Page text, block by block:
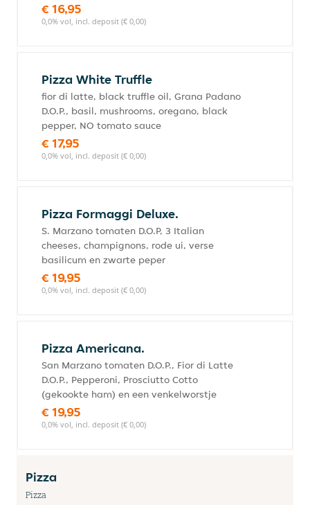
€ 16,95
0,0% vol, incl. deposit (€ 0,00)
Pizza White Truffle
fior di latte, black truffle oil, Grana Padano
D.O.P., basil, mushrooms, oregano, black
pepper, NO tomato sauce
€ 17,95
0,0% vol, incl. deposit (€ 0,00)
Pizza Formaggi Deluxe.
S. Marzano tomaten D.O.P, 3 Italian
cheeses, champignons, rode ui, verse
basilicum en zwarte peper
€ 19,95
0,0% vol, incl. deposit (€ 0,00)
Pizza Americana.
San Marzano tomaten D.O.P., Fior di Latte
D.O.P., Pepperoni, Prosciutto Cotto
(gekookte ham) en een venkelworstje
€ 19,95
0,0% vol, incl. deposit (€ 0,00)
Pizza
Pizza